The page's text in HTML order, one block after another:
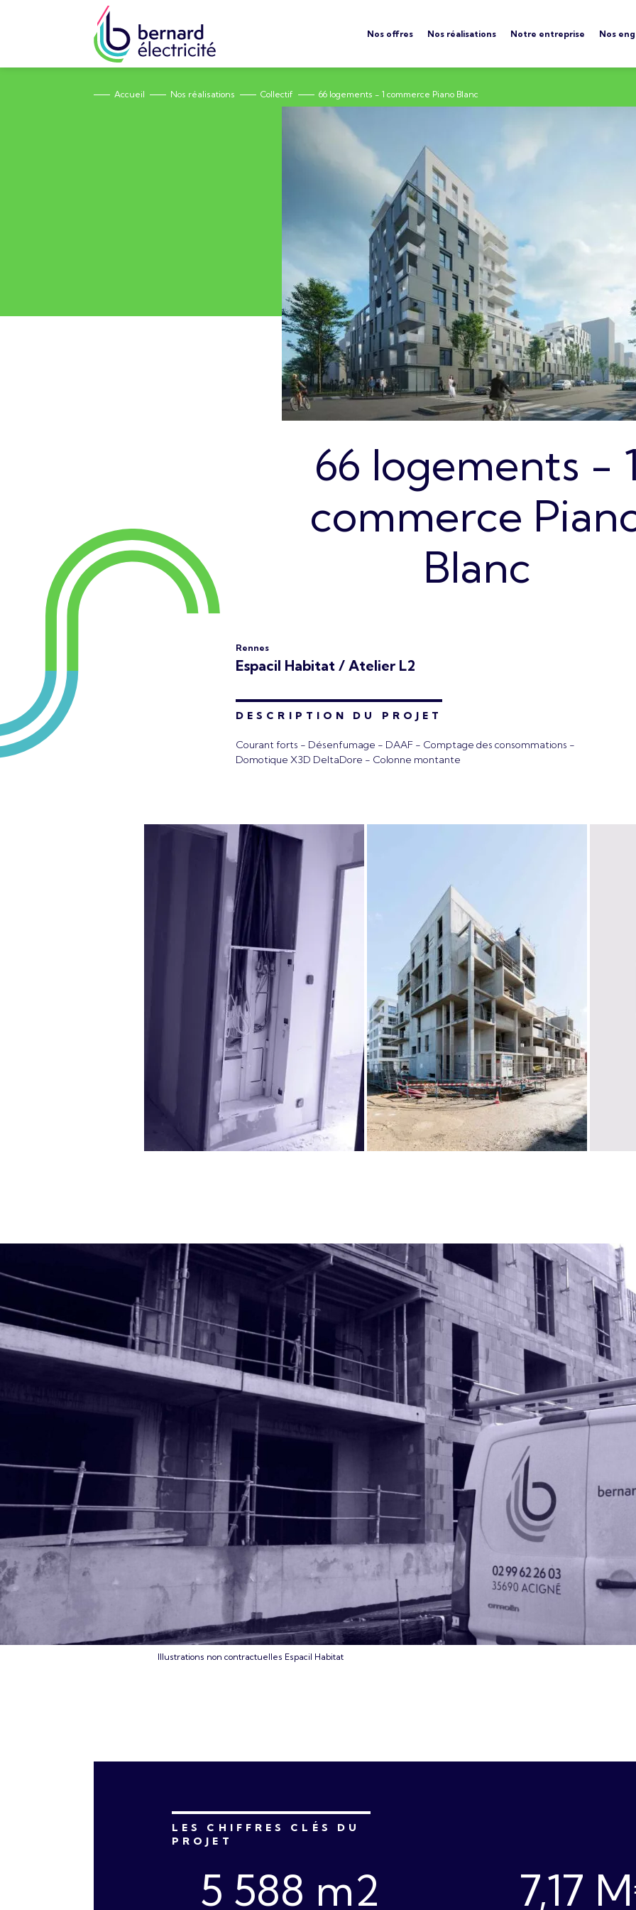
Nos offres Nos réalisations Notre entreprise Nos
Accueil Nos réalisations Collectif 66 logements - 1 commerce Piano Blanc
66 logements -
commerce
Blanc
Rennes
Espacil Habitat / Atelier L2
DESCRIPTION DU PROJET
Courant forts - Désenfumage - DAAF - Comptage des consommations -
Domotique X3D DeltaDore - Colonne montante
Illustrations non contractuelles Espacil Habitat
LES CHIFFRES CLÉS DU
PROJET
5 588 m2 7,17